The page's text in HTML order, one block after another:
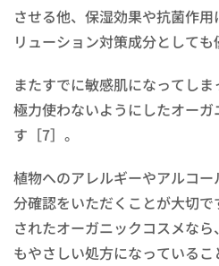
させる他、保湿効果や抗菌作
リューション対策成分としても
またすでに敏感肌になってし
極力使わないようにしたオー
す［7］。
植物へのアレルギーやアルコ
分確認をいただくことが大切
されたオーガニックコスメな
もやさしい処方になっている